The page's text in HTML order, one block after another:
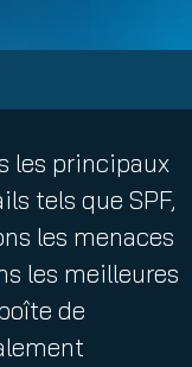
les principaux
tels que SPF,
les menaces
les meilleures
de